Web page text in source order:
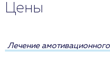
Цены
Лечение